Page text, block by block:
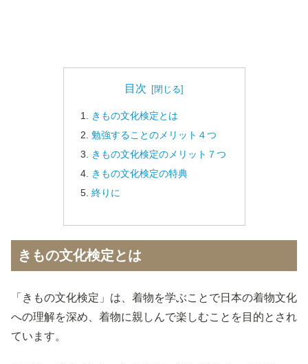
目次
きもの文化検定とは
勉強することのメリット４つ
きもの文化検定のメリット７つ
きもの文化検定の特典
終りに
きもの文化検定とは
「きもの文化検定」は、着物を学ぶことで日本の着物文化
への理解を深め、着物に親しんで楽しむことを目的とされ
ています。